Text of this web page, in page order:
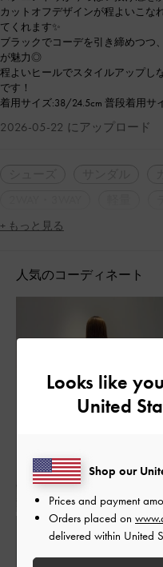
カットオフデザインが程よいこな
てくれます✨
ブラックでコーデを引き締めつつ
が魅力◎
程よいヒールでスタイルアップし
です！
着用サイズ:38/24.5cm 普段着用サ
2026-05-22 にアップロード
+ もっと見る
人気のコーディネート
Looks like
United
Shop our
Prices and payment
Orders placed on
delivered within United